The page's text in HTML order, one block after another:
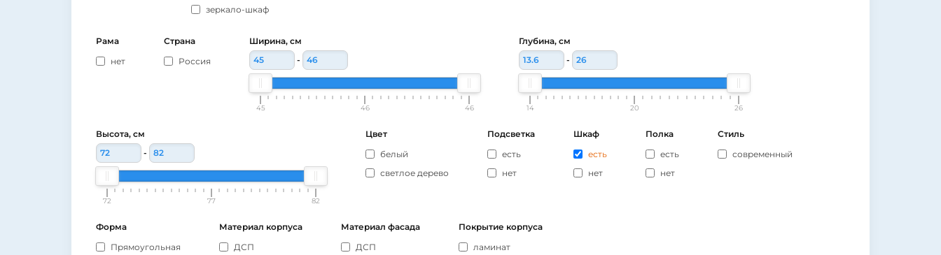
зеркало-шкаф
Рама
нет
Страна
Россия
Ширина, см
-
45 46 46
Глубина, см
-
14 20 26
Высота, см
-
72 77 82
Цвет
белый
светлое дерево
Подсветка
есть
нет
Шкаф
есть
нет
Полка
есть
нет
Стиль
современный
Форма
Прямоугольная
Материал корпуса
ДСП
Материал фасада
ДСП
Покрытие корпуса
ламинат